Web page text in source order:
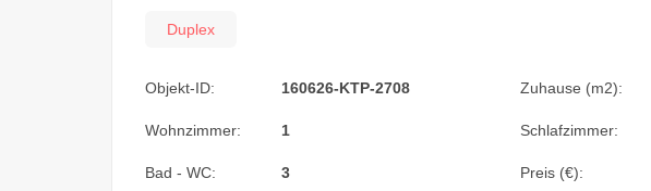
Duplex
Objekt-ID: 160626-KTP-2708 Zuhause (m2):
Wohnzimmer: 1 Schlafzimmer:
Bad - WC: 3 Preis (€):